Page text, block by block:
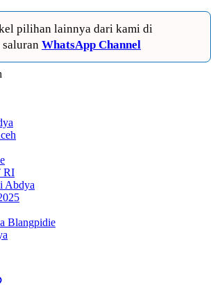
pilihan lainnya dari kami di
saluran WhatsApp Channel
RI
Abdya
Blangpidie